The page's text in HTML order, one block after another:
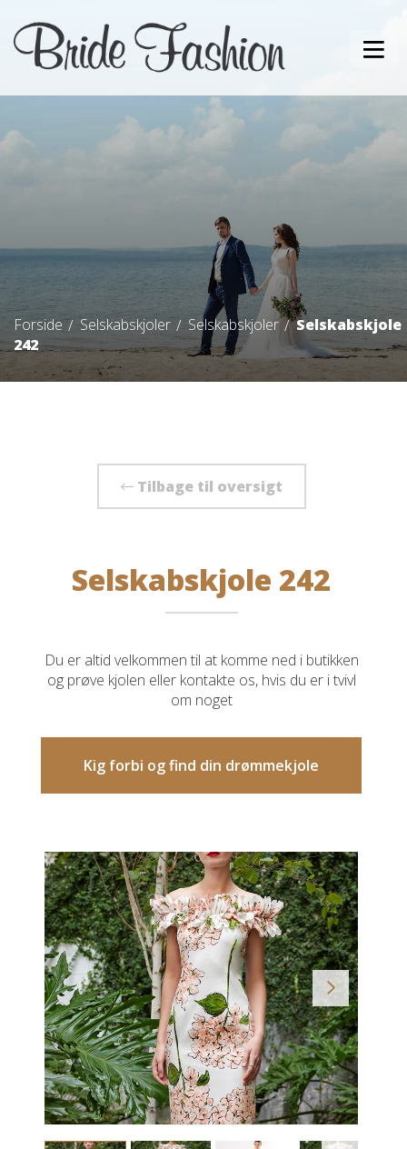
Forside Selskabskjoler Selskabskjoler
Selskabskjole
242
Tilbage til oversigt
Selskabskjole 242
Du er altid velkommen til at komme ned i butikken
og prøve kjolen eller kontakte os, hvis du er i tvivl
om noget
Kig forbi og find din drømmekjole